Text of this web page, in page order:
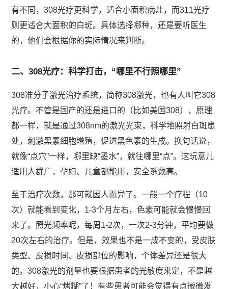
有不同，308光疗更科学，适合小面积病灶，而311光疗
则更适合大面积的白斑。具体选择哪种，还是要听医生
的，他们会根据你的实际情况来判断。
二、308光疗：科学打击，“哪里不行照哪里”
308准分子激光治疗系统，简称308激光，也有人叫它308
光疗。不管是国产的还是进口的（比如美国308），原理
都一样，就是通过308nm的激光光束，科学地照射白斑患
处，刺激黑素细胞增殖，促进黑色素的生成。换句话说，
就像“点穴”一样，哪里缺“墨水”，就往哪里“点”。这玩意儿
适用人群广，孕妇、儿童都能用，安全系数高。
至于治疗次数，那可就因人而异了。一般一个疗程（10
次）就能看到变化，1-3个月左右，色素可能就会慢慢回
来了。照光频率呢，每周1-2次，一次2-3分钟，平均要做
20次左右的治疗。但是，效果也不是一成不变的，受皮肤
类型、皮损时间、皮损部位的影响，个体差异还是很大
的。308激光的剂量也要根据患者的光敏度来定，不是越
大越好，小心“烤糊”了！有些患者可能会觉得有点微微发